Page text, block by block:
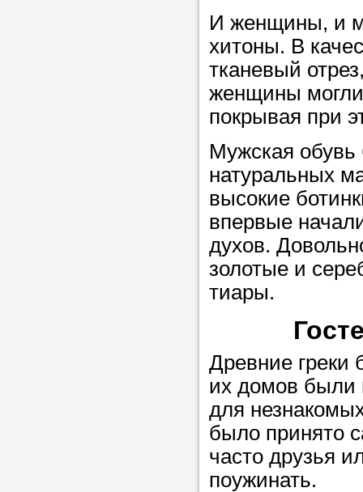
Мы
советам,
репетитора
Совет 2.
заявку на
то в поле
укажите как
чтобы мы
самого
репетитора.
Мы
в
И женщины, и
хитоны. В
тканевый
женщины могли
покрывая при
Мужская
натуральных
высокие
впервые
духов.
золотые и
тиары.
Древние греки
их домов были
для
было принято
часто друзья
поужинать.